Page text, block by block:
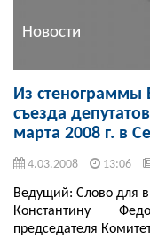
Новости
Из стенограммы
съезда
марта 2008 г. в
4.03.2008 13:06
Ведущий: Слово для
Константину
председателя